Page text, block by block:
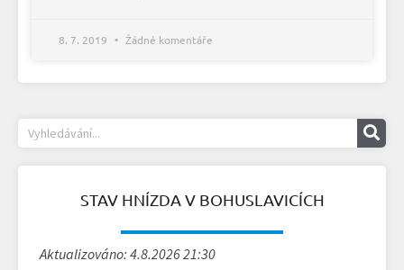
8. 7. 2019 Žádné komentáře
STAV HNÍZDA V BOHUSLAVICÍCH
Aktualizováno: 4.8.2026 21:30